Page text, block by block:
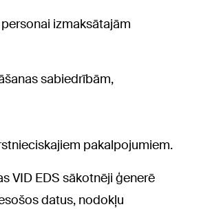
izmaksātajām
sabiedrībām,
pakalpojumiem.
VID EDS sākotnēji ģenerē
datus, nodokļu